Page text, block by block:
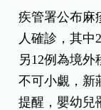
疾管署公布麻
人確診，其中
另12例為境外
不可小覷，新
提醒，嬰幼兒